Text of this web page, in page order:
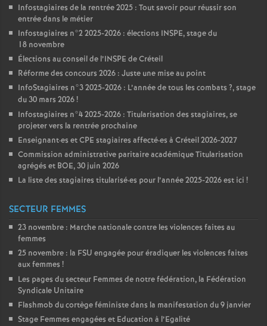
Infostagiaires de la rentrée 2025 : Tout savoir pour réussir son
entrée dans le métier
Infostagiaires n°2 2025-2026 : élections INSPE, stage du
18 novembre
Élections au conseil de l’INSPE de Créteil
Réforme des concours 2026 : Juste une mise au point
InfoStagiaires n°3 2025-2026 : L’année de tous les combats ?, stage
du 30 mars 2026!
Infostagiaires n°4 2025-2026 : Titularisation des stagiaires, se
projeter vers la rentrée prochaine
Enseignant·es etCPE stagiaires affecté·es à Créteil 2026-2027
Commission administrative paritaire académique Titularisation
agrégés et BOE, 30 juin 2026
La liste des stagiaires titularisé·es pour l’année 2025-2026 est ici !
SECTEUR FEMMES
23 novembre : Marche nationale contre les violences faites au
femmes
25 novembre : la FSU engagée pour éradiquer les violences faites
aux femmes !
Les pages du secteur Femmes de notre fédération, la Fédération
Syndicale Unitaire
Flashmob du cortège féministe dans la manifestation du 9 janvier
Stage Femmes engagées et Education à l’Egalité